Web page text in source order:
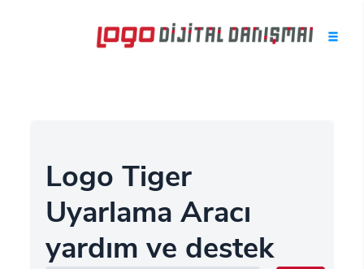
Logo Tiger
Uyarlama Aracı
yardım ve destek